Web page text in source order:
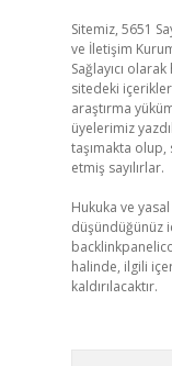
Sitemiz, 5651
ve İletişim
Sağlayıcı
sitedeki
araştırma
üyelerimiz
taşımakta
etmiş sayılırlar.
Hukuka ve
düşündüğünüz
halinde, ilgili
kaldırılacaktır.